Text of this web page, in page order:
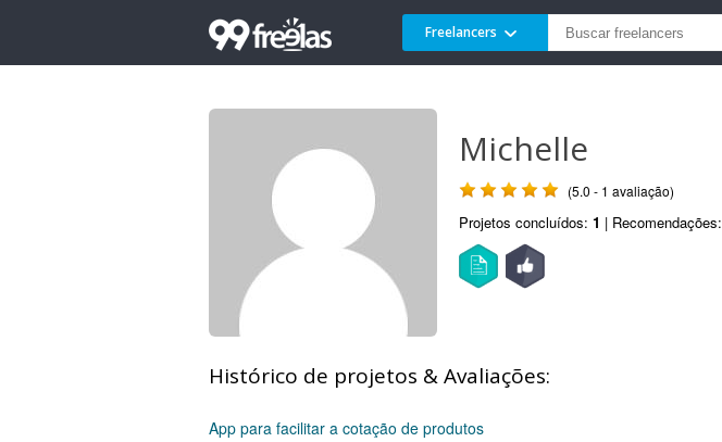
Freelancers
Michelle
(5.0 - 1 avaliação)
Projetos concluídos: 1 | Recomendações:
Histórico de projetos & Avaliações:
App para facilitar a cotação de produtos